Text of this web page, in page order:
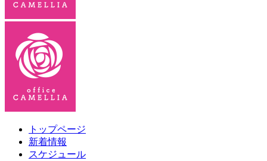
トップページ
新着情報
スケジュール